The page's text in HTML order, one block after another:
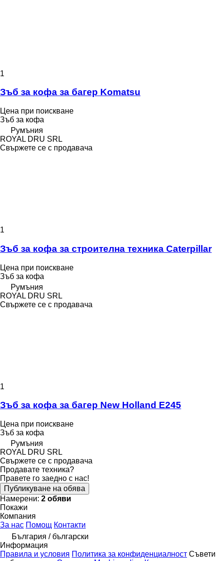
1
Зъб за кофа за багер Komatsu
Цена при поискване
Зъб за кофа
Румъния
ROYAL DRU SRL
Свържете се с продавача
1
Зъб за кофа за строителна техника Caterpillar
Цена при поискване
Зъб за кофа
Румъния
ROYAL DRU SRL
Свържете се с продавача
1
Зъб за кофа за багер New Holland E245
Цена при поискване
Зъб за кофа
Румъния
ROYAL DRU SRL
Свържете се с продавача
Продавате техника?
Правете го заедно с нас!
Публикуване на обява
Намерени: 2 обяви
Покажи
Компания
За нас Помощ Контакти
България / български
Информация
Правила и условия Политика за конфиденциалност Съвети